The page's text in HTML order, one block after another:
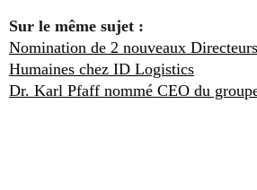
Sur le même sujet :
Nomination de 2 nouveaux
Humaines chez ID Logistics
Dr. Karl Pfaff nommé CEO du